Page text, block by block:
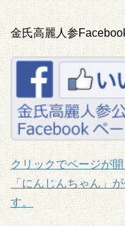
金氏高麗人参
クリックでページが
「にんじんちゃん」
す。